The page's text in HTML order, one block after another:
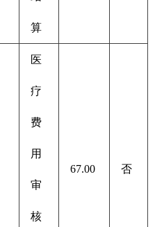
算
医
疗
费
用
审
核
67.00 否